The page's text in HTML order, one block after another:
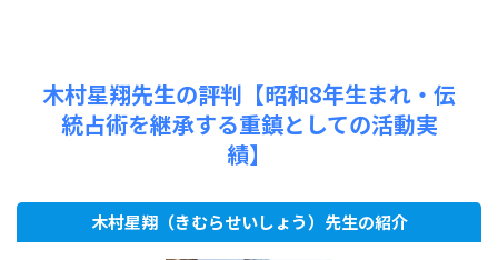
木村星翔先生の評判【昭和8年生まれ・伝
統占術を継承する重鎮としての活動実
績】
木村星翔（きむらせいしょう）先生の紹介